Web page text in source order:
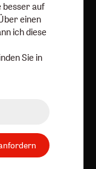
kündigen
besser auf
einen
ich diese
Sie in